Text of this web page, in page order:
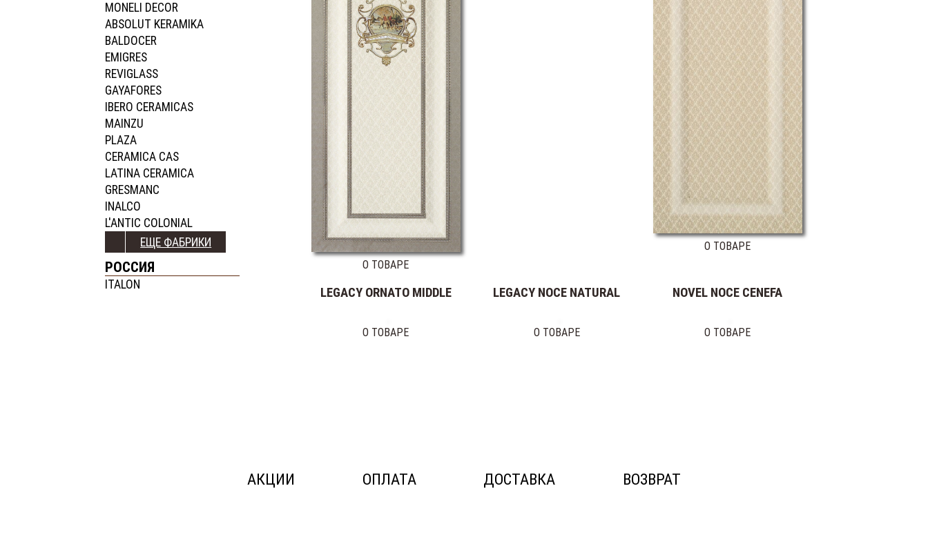
MONELI DECOR
ABSOLUT KERAMIKA
BALDOCER
EMIGRES
REVIGLASS
GAYAFORES
IBERO CERAMICAS
MAINZU
PLAZA
CERAMICA CAS
LATINA CERAMICA
GRESMANC
INALCO
L'ANTIC COLONIAL
ЕЩЕ ФАБРИКИ
РОССИЯ
ITALON
О ТОВАРЕ
О ТОВАРЕ
LEGACY ORNATO MIDDLE
О ТОВАРЕ
LEGACY NOCE NATURAL
О ТОВАРЕ
NOVEL NOCE CENEFA
О ТОВАРЕ
АКЦИИ ОПЛАТА ДОСТАВКА ВОЗВРАТ